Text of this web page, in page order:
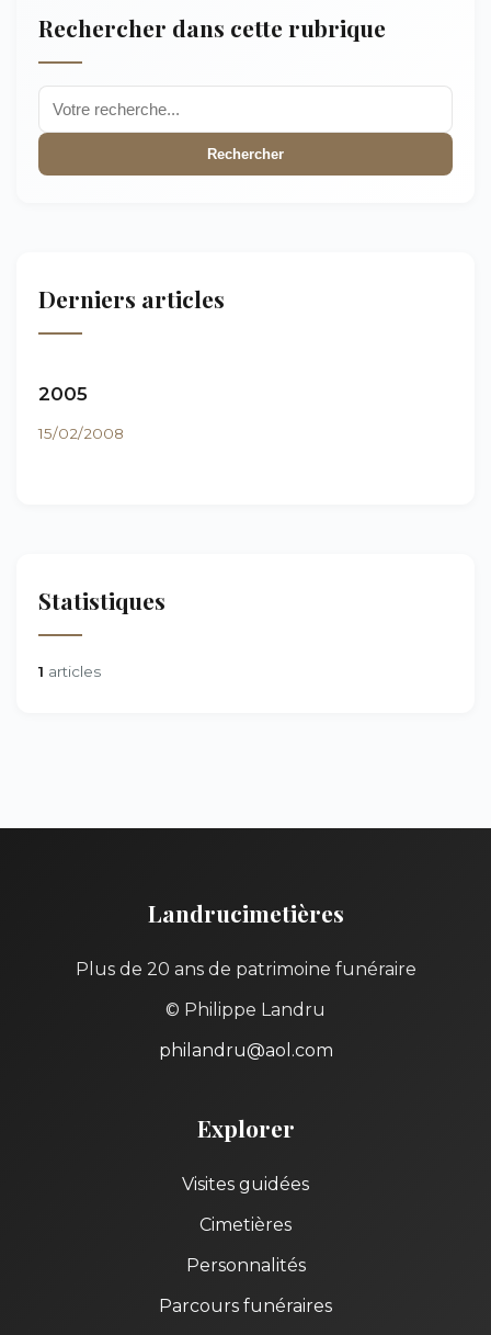
Rechercher dans cette rubrique
Rechercher
Derniers articles
2005
15/02/2008
Statistiques
1 articles
Landrucimetières
Plus de 20 ans de patrimoine funéraire
© Philippe Landru
philandru@aol.com
Explorer
Visites guidées
Cimetières
Personnalités
Parcours funéraires